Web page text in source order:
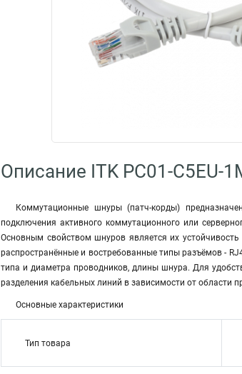
Описание ITK PC01-C5EU-
Коммутационные шнуры (патч-корды)
подключения активного коммутационного или
Основным свойством шнуров является их
распространённые и востребованные типы разъёмов -
типа и диаметра проводников, длины шнура. Для
разделения кабельных линий в зависимости от области
Основные характеристики
Тип товара